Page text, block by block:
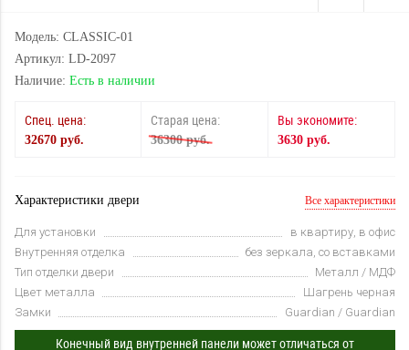
Модель: CLASSIC-01
Артикул: LD-2097
Наличие: Есть в наличии
Спец. цена:
32670 руб.
Старая цена:
36300 руб.
Вы экономите:
3630 руб.
Характеристики двери Все характеристики
Для установки
в квартиру, в офис
Внутренняя отделка
без зеркала, со вставками
Тип отделки двери
Металл / МДФ
Цвет металла
Шагрень черная
Замки
Guardian / Guardian
Конечный вид внутренней панели может отличаться от